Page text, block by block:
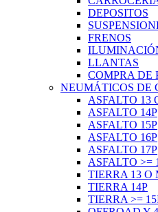
DEPOSITOS
FRENOS
LLANTAS
COMPRA DE
NEUMÁTICOS DE
ASFALTO 13
ASFALTO 14P
ASFALTO 15P
ASFALTO 16P
ASFALTO 17P
ASFALTO >=
TIERRA 13 O
TIERRA 14P
TIERRA >=